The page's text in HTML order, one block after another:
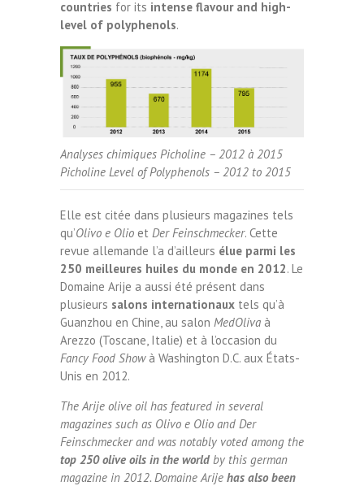
countries for its intense flavour and high-
level of polyphenols.
Analyses chimiques Picholine – 2012 à 2015
Picholine Level of Polyphenols – 2012 to 2015
Elle est citée dans plusieurs magazines tels
qu’Olivo e Olio et Der Feinschmecker. Cette
revue allemande l’a d’ailleurs élue parmi les
250 meilleures huiles du monde en 2012. Le
Domaine Arije a aussi été présent dans
plusieurs salons internationaux tels qu’à
Guanzhou en Chine, au salon MedOliva à
Arezzo (Toscane, Italie) et à l’occasion du
Fancy Food Showà Washington D.C. aux États-
Unis en 2012.
The Arije olive oil has featured in several
magazines such as Olivo e Olio and Der
Feinschmecker and was notably voted among the
top 250 olive oils in the worldby this german
magazine in 2012. Domaine Arije has also been